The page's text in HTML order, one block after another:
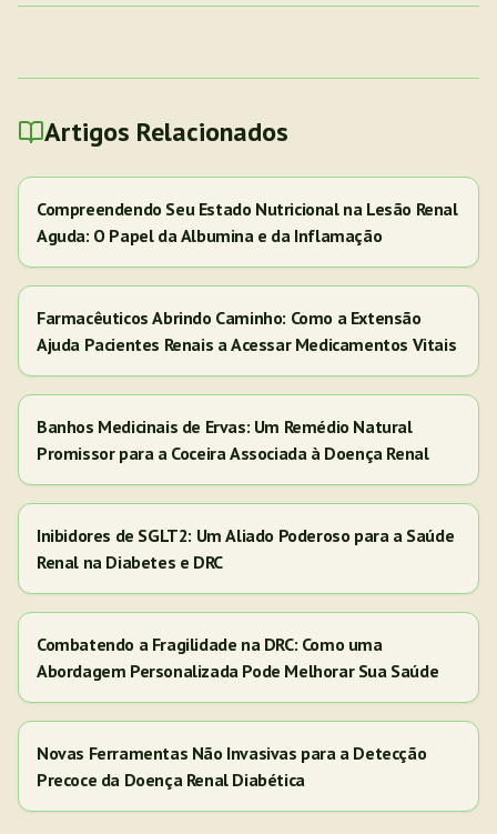
Artigos Relacionados
Compreendendo Seu Estado Nutricional na Lesão Renal
Aguda: O Papel da Albumina e da Inflamação
Farmacêuticos Abrindo Caminho: Como a Extensão
Ajuda Pacientes Renais a Acessar Medicamentos Vitais
Banhos Medicinais de Ervas: Um Remédio Natural
Promissor para a Coceira Associada à Doença Renal
Inibidores de SGLT2: Um Aliado Poderoso para a Saúde
Renal na Diabetes e DRC
Combatendo a Fragilidade na DRC: Como uma
Abordagem Personalizada Pode Melhorar Sua Saúde
Novas Ferramentas Não Invasivas para a Detecção
Precoce da Doença Renal Diabética